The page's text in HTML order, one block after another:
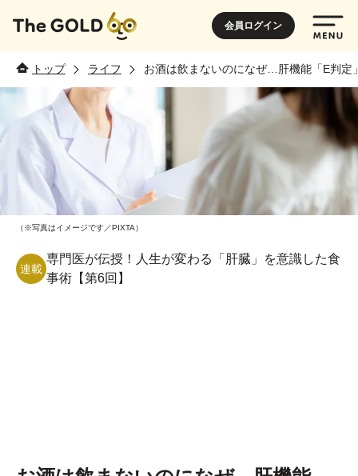
会員ログイン
トップ ライフ お酒は飲まないのになぜ…肝機能「E判定
（※写真はイメージです／PIXTA）
連載
専門医が伝授！人生が変わる「肝臓」を意識した食
事術【第6回】